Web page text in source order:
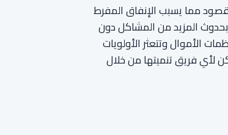
مما يسبب الإنفاق المفرط
المزيد من المشاكل دون
الأموال وتتعثر الأولويات
لأي فريق تنميتها من خلال